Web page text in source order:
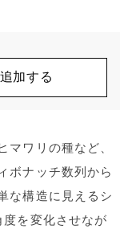
加する
マワリの種など、
ボナッチ数列から
な構造に見えるシ
を変化させなが